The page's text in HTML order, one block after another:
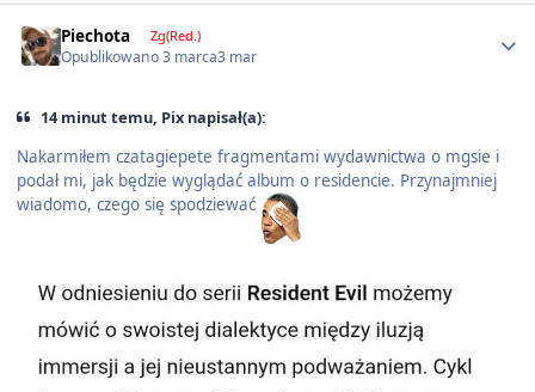
Piechota Zg(Red.)
Opublikowano3 marca3 mar
14 minut temu, Pix napisał(a):
Nakarmiłem czatagiepete fragmentami wydawnictwa o mgsie i
podał mi, jak będzie wyglądać album o residencie. Przynajmniej
wiadomo, czego się spodziewać